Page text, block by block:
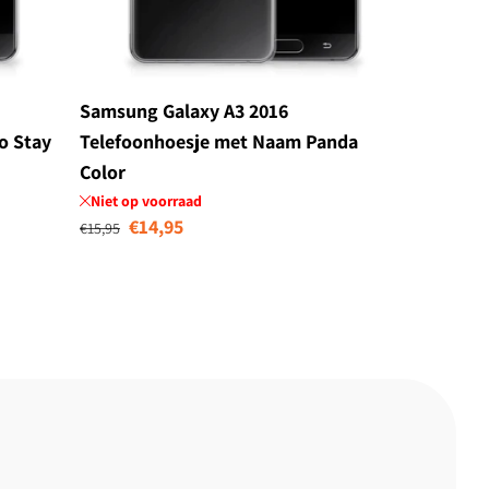
Stay
Samsung Galaxy A3 2016
Telefoonhoesje met Naam Panda
Color
Niet op voorraad
Normale prijs
€15,95 Aanbiedingsprijs
€14,95